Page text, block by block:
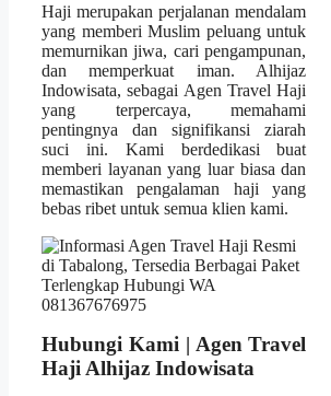
Haji merupakan perjalanan mendalam
yang memberi Muslim peluang untuk
memurnikan jiwa, cari pengampunan,
dan memperkuat iman. Alhijaz
Indowisata, sebagai Agen Travel Haji
yang terpercaya, memahami
pentingnya dan signifikansi ziarah
suci ini. Kami berdedikasi buat
memberi layanan yang luar biasa dan
memastikan pengalaman haji yang
bebas ribet untuk semua klien kami.
Hubungi Kami | Agen Travel
Haji Alhijaz Indowisata